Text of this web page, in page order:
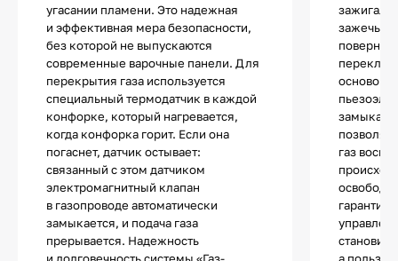
угасании пламени. Это надежная
и эффективная мера безопасности,
без которой не выпускаются
современные варочные панели. Для
перекрытия газа используется
специальный термодатчик в каждой
конфорке, который нагревается,
когда конфорка горит. Если она
погаснет, датчик остывает:
связанный с этом датчиком
электромагнитный клапан
в газопроводе автоматически
замыкается, и подача газа
прерывается. Надежность
и долговечность системы «Газ-
зажечь
повернув
основой
газ
а